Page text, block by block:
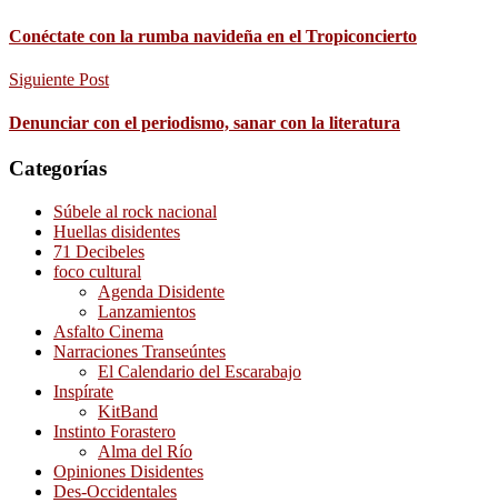
Conéctate con la rumba navideña en el Tropiconcierto
Siguiente Post
Denunciar con el periodismo, sanar con la literatura
Categorías
Súbele al rock nacional
Huellas disidentes
71 Decibeles
foco cultural
Agenda Disidente
Lanzamientos
Asfalto Cinema
Narraciones Transeúntes
El Calendario del Escarabajo
Inspírate
KitBand
Instinto Forastero
Alma del Río
Opiniones Disidentes
Des-Occidentales